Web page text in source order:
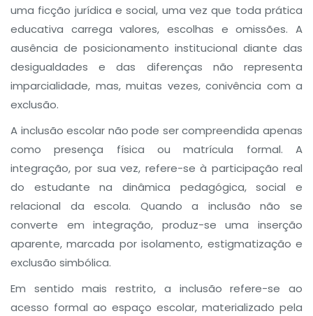
uma ficção jurídica e social, uma vez que toda prática
educativa carrega valores, escolhas e omissões. A
ausência de posicionamento institucional diante das
desigualdades e das diferenças não representa
imparcialidade, mas, muitas vezes, conivência com a
exclusão.
A inclusão escolar não pode ser compreendida apenas
como presença física ou matrícula formal. A
integração, por sua vez, refere-se à participação real
do estudante na dinâmica pedagógica, social e
relacional da escola. Quando a inclusão não se
converte em integração, produz-se uma inserção
aparente, marcada por isolamento, estigmatização e
exclusão simbólica.
Em sentido mais restrito, a inclusão refere-se ao
acesso formal ao espaço escolar, materializado pela